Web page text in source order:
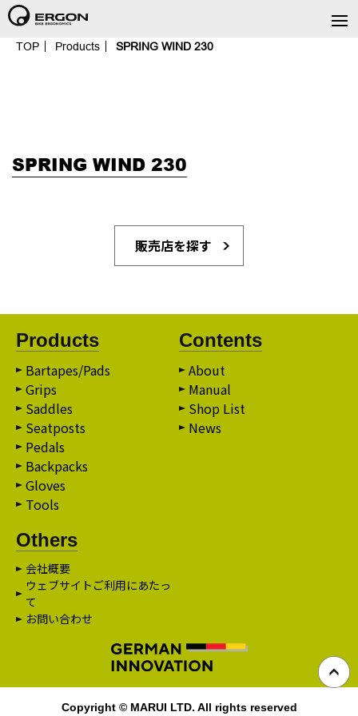
TOP Products SPRING WIND 230
SPRING WIND 230
販売店を探す
Products
Bartapes/Pads
Grips
Saddles
Seatposts
Pedals
Backpacks
Gloves
Tools
Contents
About
Manual
Shop List
News
Others
会社概要
ウェブサイトご利用にあたっ
て
お問い合わせ
Copyright © MARUI LTD. All rights reserved